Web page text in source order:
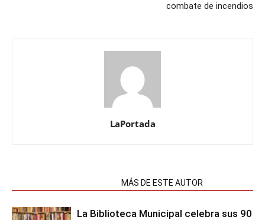
combate de incendios
LaPortada
MÁS DE ESTE AUTOR
La Biblioteca Municipal celebra sus 90